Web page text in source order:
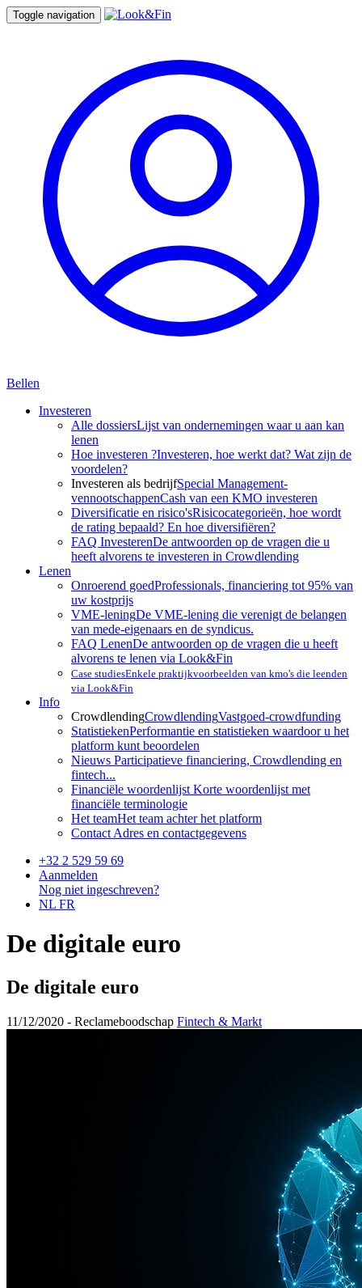
Toggle navigation
Bellen
Investeren
Alle dossiersLijst van ondernemingen waar u aan kan
lenen
Hoe investeren ?Investeren, hoe werkt dat? Wat zijn de
voordelen?
Investeren als bedrijfSpecial Management-
vennootschappenCash van een KMO investeren
Diversificatie en risico'sRisicocategorieën, hoe wordt
de rating bepaald? En hoe diversifiëren?
FAQ InvesterenDe antwoorden op de vragen die u
heeft alvorens te investeren in Crowdlending
Lenen
Onroerend goedProfessionals, financiering tot 95% van
uw kostprijs
VME-leningDe VME-lening die verenigt de belangen
van mede-eigenaars en de syndicus.
FAQ LenenDe antwoorden op de vragen die u heeft
alvorens te lenen via Look&Fin
Case studiesEnkele praktijkvoorbeelden van kmo's die leenden
via Look&Fin
Info
CrowdlendingCrowdlendingVastgoed-crowdfunding
StatistiekenPerformantie en statistieken waardoor u het
platform kunt beoordelen
Nieuws Participatieve financiering, Crowdlending en
fintech...
Financiële woordenlijst Korte woordenlijst met
financiële terminologie
Het teamHet team achter het platform
Contact Adres en contactgegevens
+32 2 529 59 69
Aanmelden
Nog niet ingeschreven?
NL FR
De digitale euro
De digitale euro
11/12/2020 - Reclameboodschap Fintech & Markt